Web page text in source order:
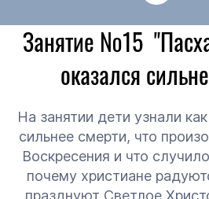
Занятие №15
оказался
На занятии дети узнали
сильнее смерти, что
Воскресения и что
почему христиане
празднуют Светлое